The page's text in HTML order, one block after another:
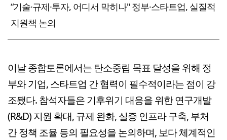
“기술·규제·투자, 어디서 막히나" 정부·스타트업, 실질적
지원책 논의
이날 종합토론에서는 탄소중립 목표 달성을 위해 정
부와 기업, 스타트업 간 협력이 필수적이라는 점이 강
조됐다. 참석자들은 기후위기 대응을 위한 연구개발
(R&D) 지원 확대, 규제 완화, 실증 인프라 구축, 부처
간 정책 조율 등의 필요성을 논의하며, 보다 체계적인